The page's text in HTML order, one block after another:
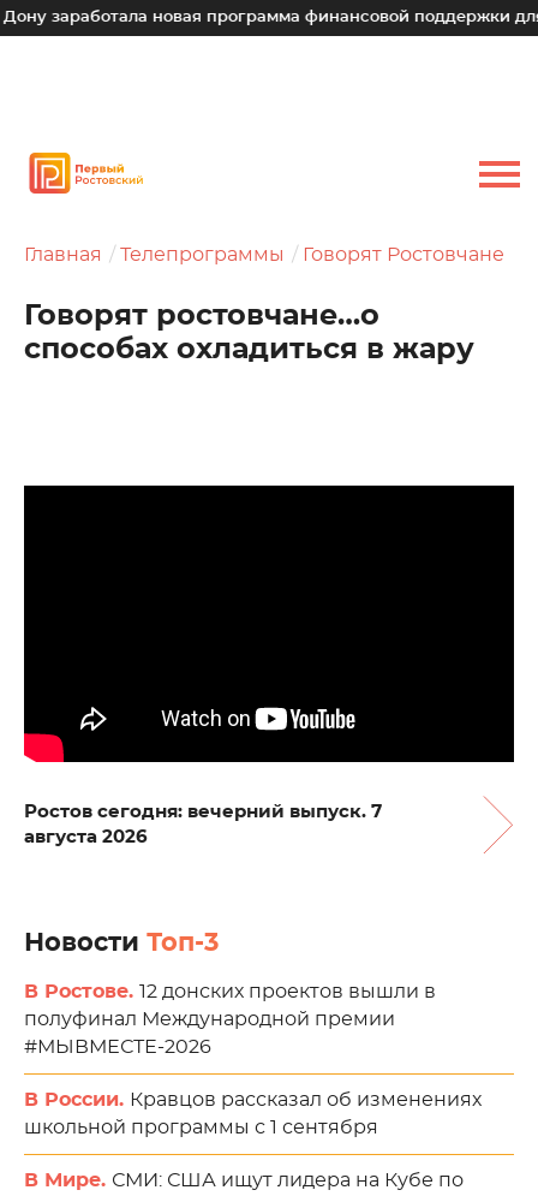
новая программа финансовой поддержки для малых
Главная Телепрограммы Говорят Ростовчане
Говорят ростовчане…о
способах охладиться в жару
Ростов сегодня: вечерний выпуск. 7
августа 2026
Новости Топ-3
В Ростове. 12 донских проектов вышли в
полуфинал Международной премии
#МЫВМЕСТЕ-2026
В России. Кравцов рассказал об изменениях
школьной программы с 1 сентября
В Мире. СМИ: США ищут лидера на Кубе по